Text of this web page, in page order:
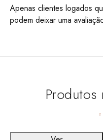
Apenas clientes logados
podem deixar uma